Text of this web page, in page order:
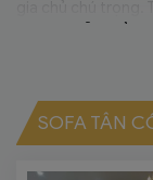
tiện nghi lẫn thẩm
nội thất nhập
trội hơn rất nhiều
thật tự hào khi
hành đầy tin cậy
SOFA TÂN